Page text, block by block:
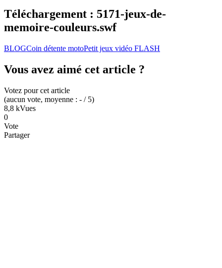
Téléchargement : 5171-jeux-de-
memoire-couleurs.swf
BLOGCoin détente motoPetit jeux vidéo FLASH
Vous avez aimé cet article ?
Votez pour cet article
(aucun vote, moyenne : - / 5)
8,8 kVues
0
Vote
Partager